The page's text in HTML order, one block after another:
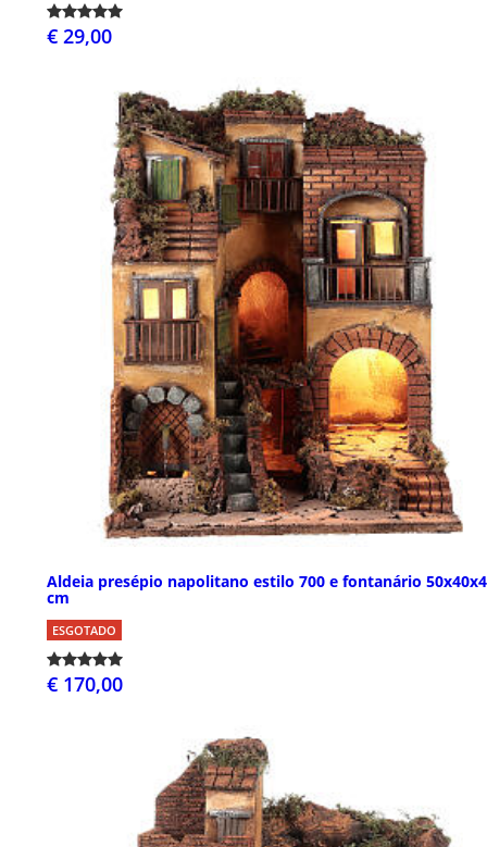
€ 29,00
Aldeia presépio napolitano estilo 700 e fontanário
cm
ESGOTADO
€ 170,00